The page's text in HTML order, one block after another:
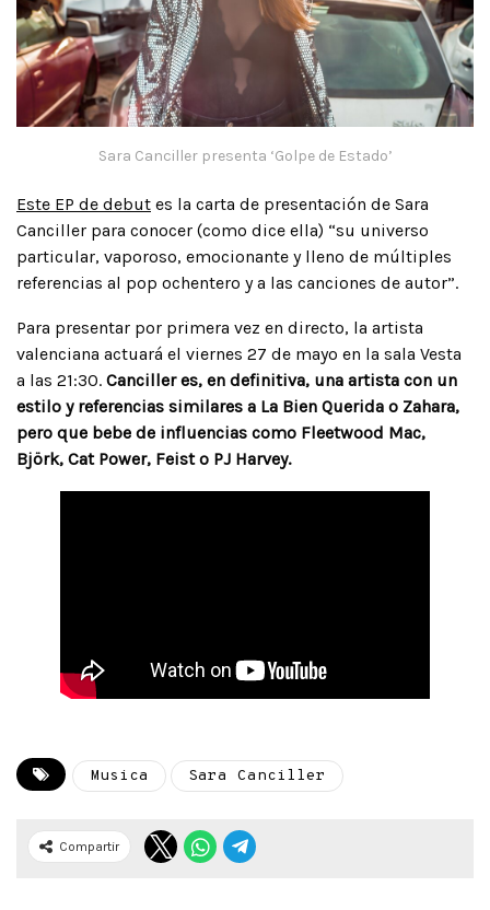
Sara Canciller presenta ‘Golpe de Estado’
Este EP de debut es la carta de presentación de Sara
Canciller para conocer (como dice ella) “su universo
particular, vaporoso, emocionante y lleno de múltiples
referencias al pop ochentero y a las canciones de autor”.
Para presentar por primera vez en directo, la artista
valenciana actuará el viernes 27 de mayo en la sala Vesta
a las 21:30. Canciller es, en definitiva, una artista con un
estilo y referencias similares a La Bien Querida o Zahara,
pero que bebe de influencias como Fleetwood Mac,
Björk, Cat Power, Feist o PJ Harvey.
Musica Sara Canciller
Compartir